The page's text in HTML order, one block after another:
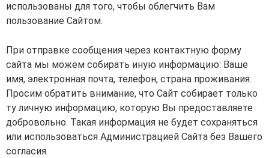
использованы для того, чтобы облегчить Вам
пользование Сайтом.
При отправке сообщения через контактную форму
сайта мы можем собирать иную информацию: Ваше
имя, электронная почта, телефон, страна проживания.
Просим обратить внимание, что Сайт собирает только
ту личную информацию, которую Вы предоставляете
добровольно. Такая информация не будет сохраняться
или использоваться Администрацией Сайта без Вашего
согласия.